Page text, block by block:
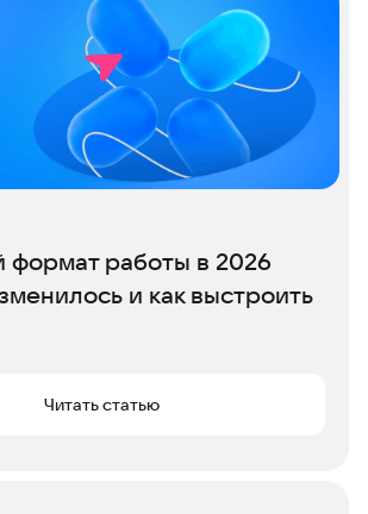
формат работы в 2026
и как выстроить
Читать статью